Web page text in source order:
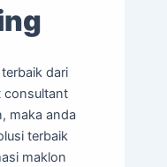
dari
consultant
maka anda
terbaik
maklon